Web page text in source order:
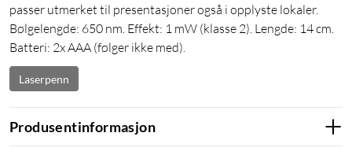
passer utmerket til presentasjoner også i opplyste lokaler.
Bølgelengde: 650 nm. Effekt: 1 mW (klasse 2). Lengde: 14 cm.
Batteri: 2x AAA (følger ikke med).
Laserpenn
Produsentinformasjon